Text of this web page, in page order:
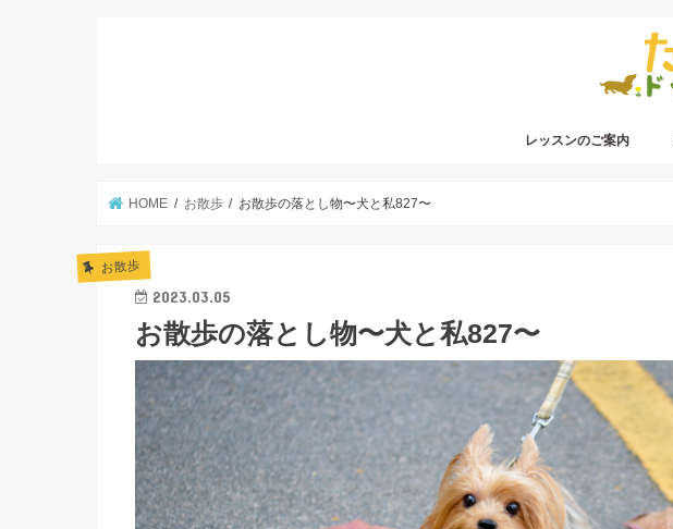
レッスンのご案内
HOME お散歩 お散歩の落とし物〜犬と私827〜
お散歩
2023.03.05
お散歩の落とし物〜犬と私827〜